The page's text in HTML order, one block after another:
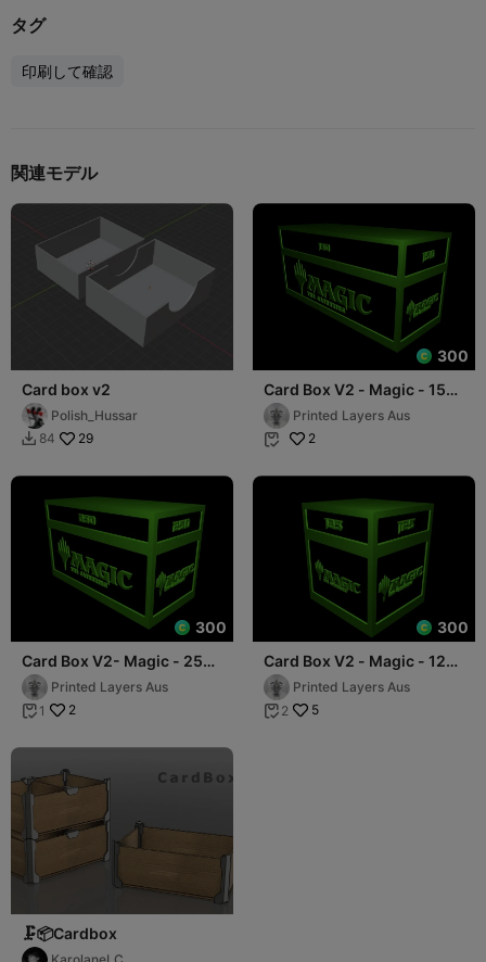
タグ
印刷して確認
関連モデル
Card box v2
Polish_Hussar
 84 29
300
Card Box V2 - Magic - 150
Cards (Topload)
Printed Layers Aus
 2
300
Card Box V2- Magic - 250
Cards (Sleeved)
Printed Layers Aus
 1 2
300
Card Box V2 - Magic - 125
Cards (Sleeved)
Printed Layers Aus
 2 5
🗜️📦Cardbox